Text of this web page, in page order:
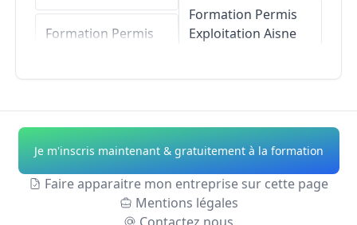
Formation Permis
Formation Permis
ExploitationBourg-
de-Péage
Formation Permis
Alixan
Formation Permis
Exploitation Aisne
Formation Permis
ExploitationAlpes-
de-Haute-Provence
Formation Permis
Je m'inscris maintenant & gratuitement à la formation
Faire apparaitre mon entreprise sur cette page
Mentions légales
Contactez nous